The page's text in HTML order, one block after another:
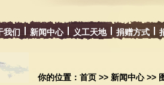
我们 新闻中心 义工天地 捐赠方式
你的位置： 首页 >> 新闻中心>>